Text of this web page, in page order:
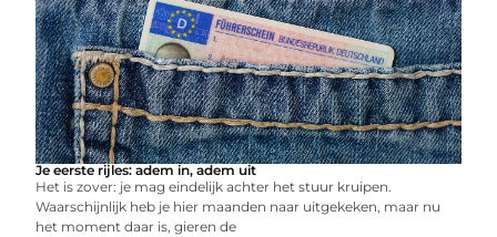
Je eerste rijles: adem in, adem uit
Het is zover: je mag eindelijk achter het stuur kruipen.
Waarschijnlijk heb je hier maanden naar uitgekeken, maar nu
het moment daar is, gieren de